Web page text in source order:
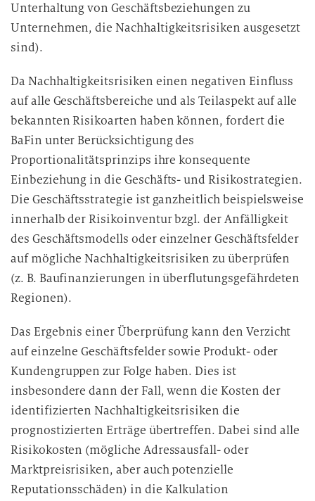
Unterhaltung von Geschäftsbeziehungen zu
Unternehmen, die Nachhaltigkeitsrisiken ausgesetzt
sind).
Da Nachhaltigkeitsrisiken einen negativen Einfluss
auf alle Geschäftsbereiche und als Teilaspekt auf alle
bekannten Risikoarten haben können, fordert die
BaFin unter Berücksichtigung des
Proportionalitätsprinzips ihre konsequente
Einbeziehung in die Geschäfts- und Risikostrategien.
Die Geschäftsstrategie ist ganzheitlich beispielsweise
innerhalb der Risikoinventur bzgl. der Anfälligkeit
des Geschäftsmodells oder einzelner Geschäftsfelder
auf mögliche Nachhaltigkeitsrisiken zu überprüfen
(z. B. Baufinanzierungen in überflutungsgefährdeten
Regionen).
Das Ergebnis einer Überprüfung kann den Verzicht
auf einzelne Geschäftsfelder sowie Produkt- oder
Kundengruppen zur Folge haben. Dies ist
insbesondere dann der Fall, wenn die Kosten der
identifizierten Nachhaltigkeitsrisiken die
prognostizierten Erträge übertreffen. Dabei sind alle
Risikokosten (mögliche Adressausfall- oder
Marktpreisrisiken, aber auch potenzielle
Reputationsschäden) in die Kalkulation